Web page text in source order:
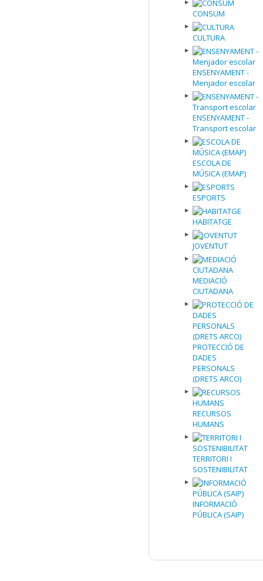
CONSUM
CULTURA
ENSENYAMENT -
Menjador escolar
ENSENYAMENT -
Transport escolar
ESCOLA DE
MÚSICA (EMAP)
ESPORTS
HABITATGE
JOVENTUT
MEDIACIÓ
CIUTADANA
PROTECCIÓ DE
DADES
PERSONALS
(DRETS ARCO)
RECURSOS
HUMANS
TERRITORI I
SOSTENIBILITAT
INFORMACIÓ
PÚBLICA (SAIP)